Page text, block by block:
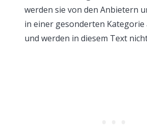
werden sie von den Anbietern
in einer gesonderten
und werden in diesem Text